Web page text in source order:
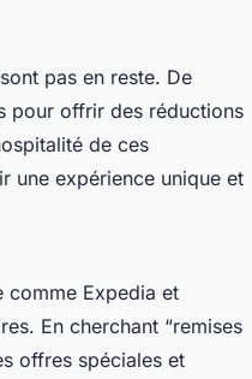
pas en reste. De
pour offrir des réductions
de ces
une expérience unique et
comme Expedia et
En cherchant “remises
offres spéciales et